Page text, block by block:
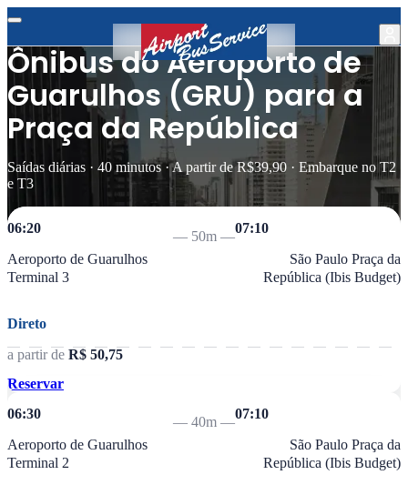
Ônibus do Aeroporto de
Guarulhos (GRU) para a
Praça da República
Saídas diárias · 40 minutos · A partir de R$39,90 · Embarque no T2
e T3
06:20
Aeroporto de Guarulhos
Terminal 3
— 50m —
07:10
São Paulo Praça da
República (Ibis Budget)
Direto
a partir de R$ 50,75
Reservar
06:30
Aeroporto de Guarulhos
Terminal 2
— 40m —
07:10
São Paulo Praça da
República (Ibis Budget)